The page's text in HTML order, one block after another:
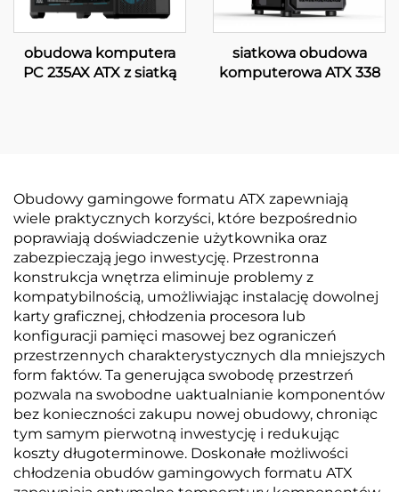
obudowa komputera
PC 235AX ATX z siatką
siatkowa obudowa
komputerowa ATX 338
Obudowy gamingowe formatu ATX zapewniają
wiele praktycznych korzyści, które bezpośrednio
poprawiają doświadczenie użytkownika oraz
zabezpieczają jego inwestycję. Przestronna
konstrukcja wnętrza eliminuje problemy z
kompatybilnością, umożliwiając instalację dowolnej
karty graficznej, chłodzenia procesora lub
konfiguracji pamięci masowej bez ograniczeń
przestrzennych charakterystycznych dla mniejszych
form faktów. Ta generująca swobodę przestrzeń
pozwala na swobodne uaktualnianie komponentów
bez konieczności zakupu nowej obudowy, chroniąc
tym samym pierwotną inwestycję i redukując
koszty długoterminowe. Doskonałe możliwości
chłodzenia obudów gamingowych formatu ATX